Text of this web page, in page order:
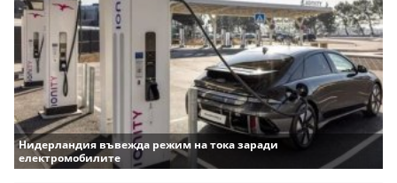
Нидерландия въвежда режим на тока заради
електромобилите